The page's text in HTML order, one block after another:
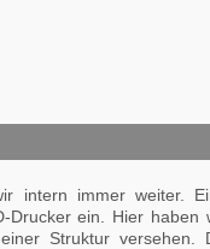
intern immer weiter.
Drucker ein. Hier haben
Struktur versehen.